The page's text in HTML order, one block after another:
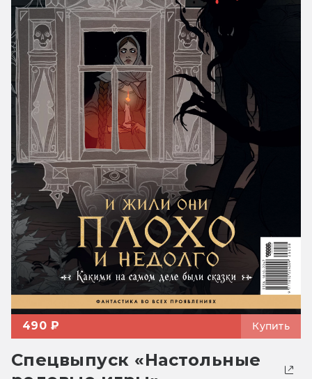
490 ₽ Купить
Спецвыпуск «Настольные